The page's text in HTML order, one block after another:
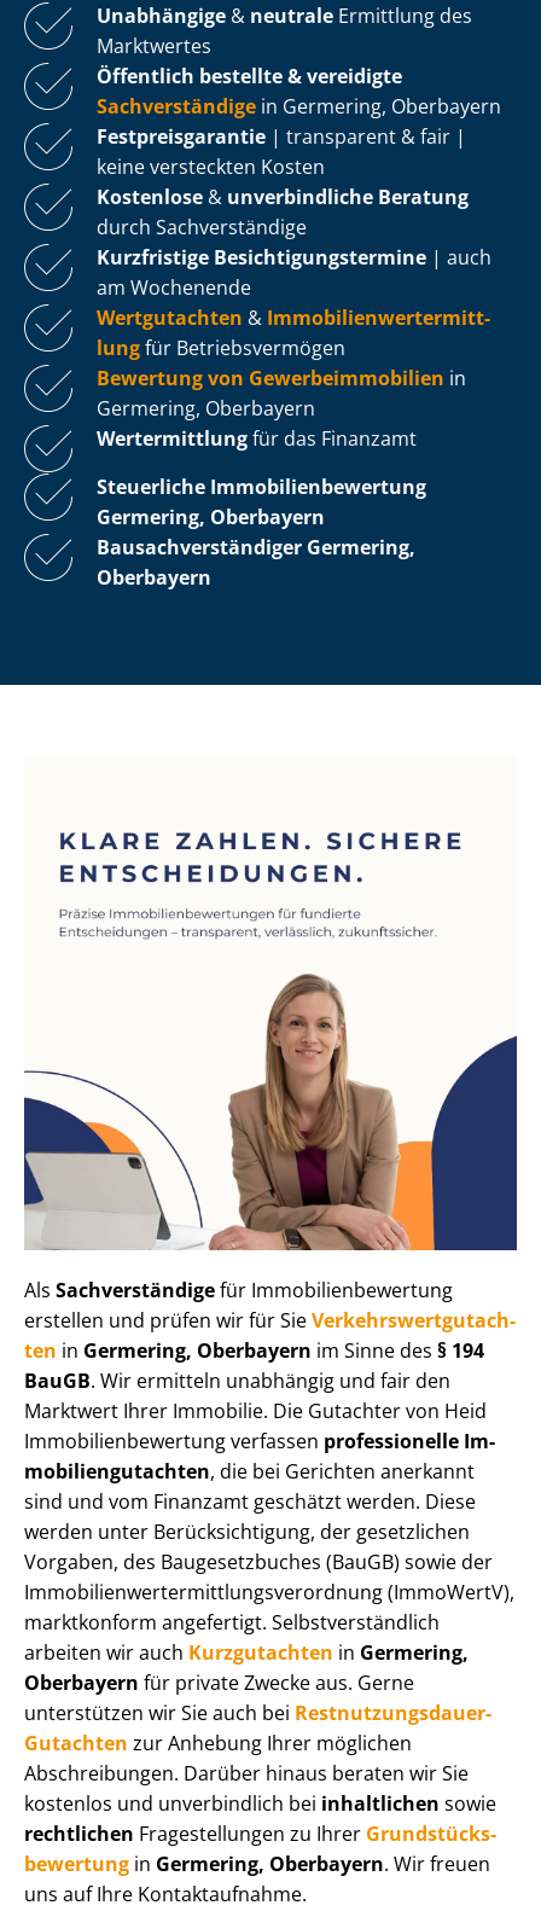
Unabhängige & neutrale Ermittlung des
Marktwertes
Öffentlich bestellte & vereidigte
Sachverständige in Germering, Oberbayern
Fest­preis­ga­ran­tie | transparent & fair |
keine versteckten Kosten
Kostenlose & unverbindliche Beratung
durch Sachverständige
Kurzfristige Be­sich­ti­gungs­ter­mi­ne | auch
am Wochenende
Wertgutachten & Im­mo­bi­li­en­wert­ermitt­
lungfür Be­triebs­ver­mö­gen
Bewertung von Ge­wer­be­im­mo­bi­li­en in
Germering, Oberbayern
Wertermittlungfür das Finanzamt
Steuerliche Im­mo­bi­li­en­be­wer­tung
Germering, Oberbayern
Bau­sach­ver­stän­di­ger Germering,
Oberbayern
Als Sachverständigefür Im­mo­bi­li­en­be­wer­tung
erstellen und prüfen wir für SieVer­kehrs­wert­gut­ach­
ten in Germering, Oberbayern im Sinne des § 194
BauGB. Wir ermitteln unabhängig und fair den
Marktwert Ihrer Immobilie. Die Gutachter von Heid
Im­mo­bi­li­en­be­wer­tung verfassen professionelle Im­
mo­bi­li­en­gut­ach­ten, die bei Gerichten anerkannt
sind und vom Finanzamt geschätzt werden. Diese
werden unter Be­rück­sich­ti­gung, der gesetzlichen
Vorgaben, des Baugesetzbuches (BauGB) sowie der
Im­mo­bi­li­en­wert­ermitt­lungs­ver­ord­nung (ImmoWertV),
marktkonform angefertigt. Selbst­ver­ständ­lich
arbeiten wir auch Kurzgutachten in Germering,
Oberbayern für private Zwecke aus. Gerne
unterstützen wir Sie auch bei Rest­nut­zungs­dau­er-
Gutachten zur Anhebung Ihrer möglichen
Abschreibungen. Darüber hinaus beraten wir Sie
kostenlos und unverbindlich bei inhaltlichen sowie
rechtlichen Fragestellungen zu Ihrer Grund­stücks­
be­wer­tung in Germering, Oberbayern. Wir freuen
uns auf Ihre Kontaktaufnahme.